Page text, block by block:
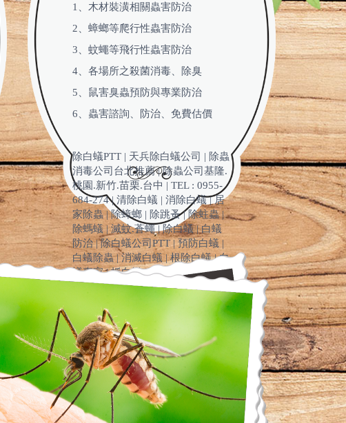
1、木材裝潢相關蟲害防治
2、蟑螂等爬行性蟲害防治
3、蚊蠅等飛行性蟲害防治
4、各場所之殺菌消毒、除臭
5、鼠害臭蟲預防與專業防治
6、蟲害諮詢、防治、免費估價
除白蟻PTT | 天兵除白蟻公司 | 除蟲
消毒公司台北推薦 | 除蟲公司基隆.
桃園.新竹.苗栗.台中 | TEL : 0955-
684-274 | 清除白蟻 | 消除白蟻 | 居
家除蟲 | 除蟑螂 | 除跳蚤 | 除蛀蟲 |
除螞蟻 | 滅蚊.蒼蠅 | 除白蟻 | 白蟻
防治 | 除白蟻公司PTT | 預防白蟻 |
白蟻除蟲 | 消滅白蟻 | 根除白蟻 | 白
蟻專家 | 抓白蟻 | 白蟻工程 | 除白蟻
DIY | 滅白蟻藥 | 白蟻藥PTT | 蟻后 |
蟻王 | 工蟻 | 幼蟻 | 蟻卵 | 特滅多 |
環境消毒公司 | 害蟲昆蟲驅除 | 害
蟲防治